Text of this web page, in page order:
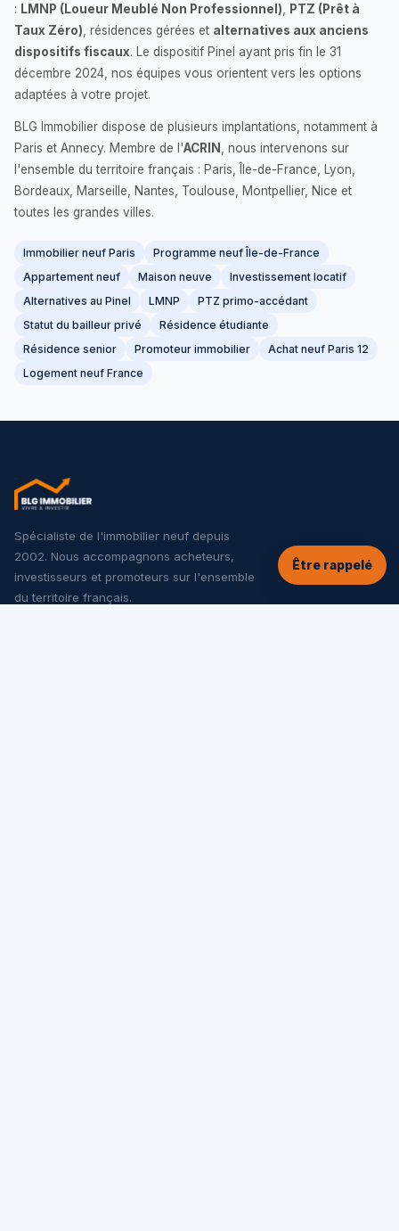
: LMNP (Loueur Meublé Non Professionnel)
PTZ (Prêt à
Taux Zéro) , résidences gérées et alternatives aux anciens
dispositifs fiscaux. Le dispositif Pinel ayant pris fin le 31
décembre 2024, nos équipes vous orientent vers les options
adaptées à votre projet.
BLG Immobilier dispose de plusieurs implantations, notamment à
Paris et Annecy. Membre de l'ACRIN
, nous intervenons sur
l'ensemble du territoire français : Paris, Île-de-France, Lyon,
Bordeaux, Marseille, Nantes, Toulouse, Montpellier, Nice et
toutes les grandes villes.
Immobilier neuf Paris
Programme neuf Île-de-France
Appartement neuf
Maison neuve
Investissement locatif
Alternatives au Pinel
LMNP
PTZ primo-accédant
Statut du bailleur privé
Résidence étudiante
Résidence senior
Promoteur immobilier
Achat neuf Paris 12
Logement neuf France
Spécialiste de l'immobilier neuf depuis
2002. Nous accompagnons acheteurs,
investisseurs et promoteurs sur l'ensemble
du territoire français.
Être rappelé